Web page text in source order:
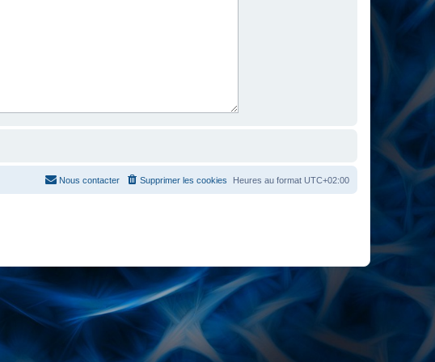
Heures au format UTC+02:00
Supprimer les cookies
Nous contacter